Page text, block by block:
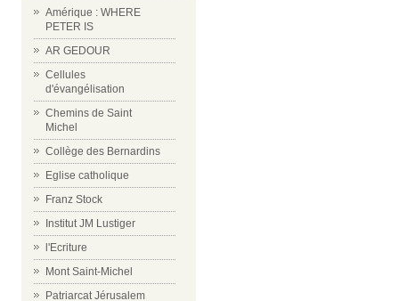
Amérique : WHERE
PETER IS
AR GEDOUR
Cellules
d'évangélisation
Chemins de Saint
Michel
Collège des Bernardins
Eglise catholique
Franz Stock
Institut JM Lustiger
l'Ecriture
Mont Saint-Michel
Patriarcat Jérusalem